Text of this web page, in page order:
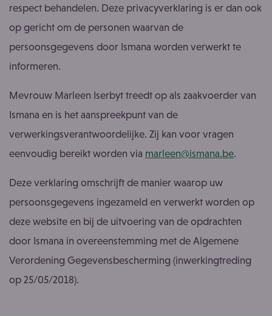
respect behandelen. Deze privacyverklaring is er dan ook
op gericht om de personen waarvan de
persoonsgegevens door Ismana worden verwerkt te
informeren.
Mevrouw Marleen Iserbyt treedt op als zaakvoerder van
Ismana en is het aanspreekpunt van de
verwerkingsverantwoordelijke. Zij kan voor vragen
eenvoudig bereikt worden via marleen@ismana.be.
Deze verklaring omschrijft de manier waarop uw
persoonsgegevens ingezameld en verwerkt worden op
deze website en bij de uitvoering van de opdrachten
door Ismana in overeenstemming met de Algemene
Verordening Gegevensbescherming (inwerkingtreding
op 25/05/2018).